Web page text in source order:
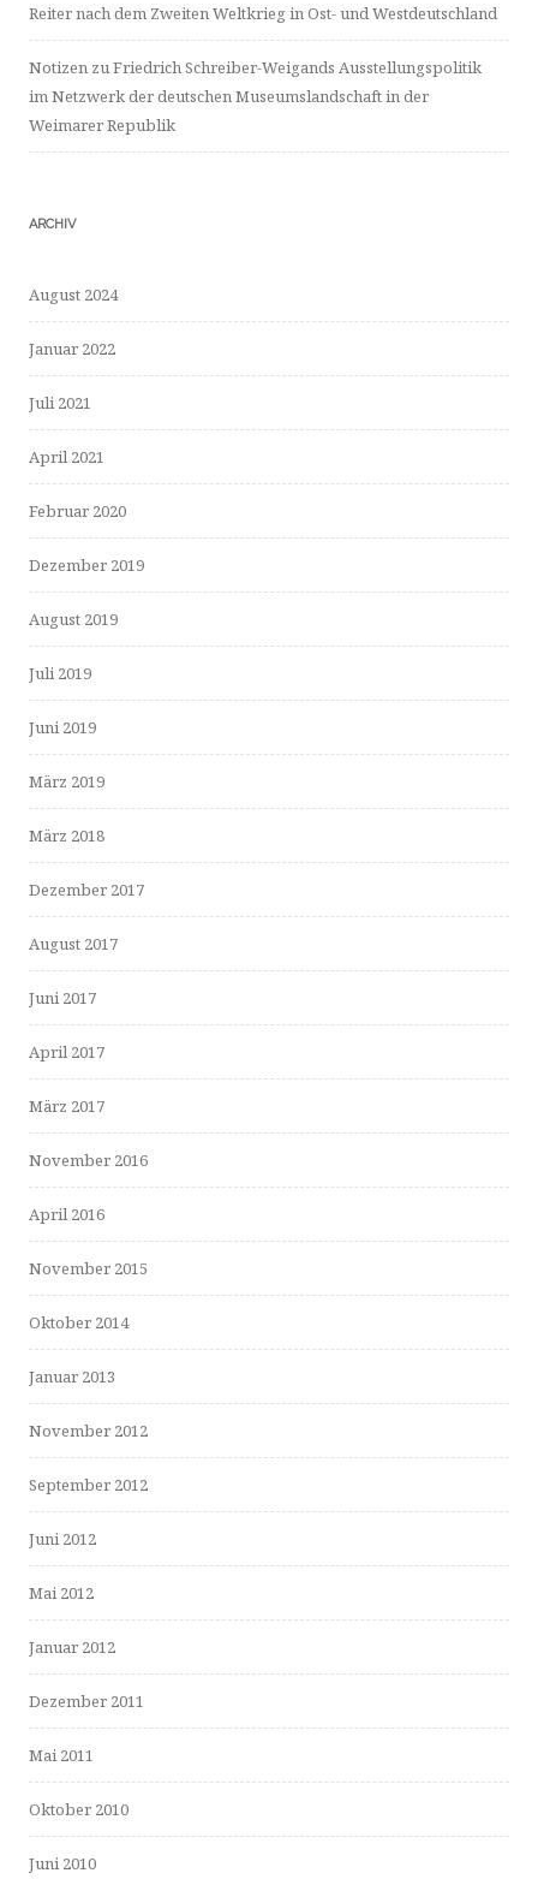
Reiter nach dem Zweiten Weltkrieg in Ost- und Westdeutschland
Notizen zu Friedrich Schreiber-Weigands Ausstellungspolitik
im Netzwerk der deutschen Museumslandschaft in der
Weimarer Republik
ARCHIV
August 2024
Januar 2022
Juli 2021
April 2021
Februar 2020
Dezember 2019
August 2019
Juli 2019
Juni 2019
März 2019
März 2018
Dezember 2017
August 2017
Juni 2017
April 2017
März 2017
November 2016
April 2016
November 2015
Oktober 2014
Januar 2013
November 2012
September 2012
Juni 2012
Mai 2012
Januar 2012
Dezember 2011
Mai 2011
Oktober 2010
Juni 2010